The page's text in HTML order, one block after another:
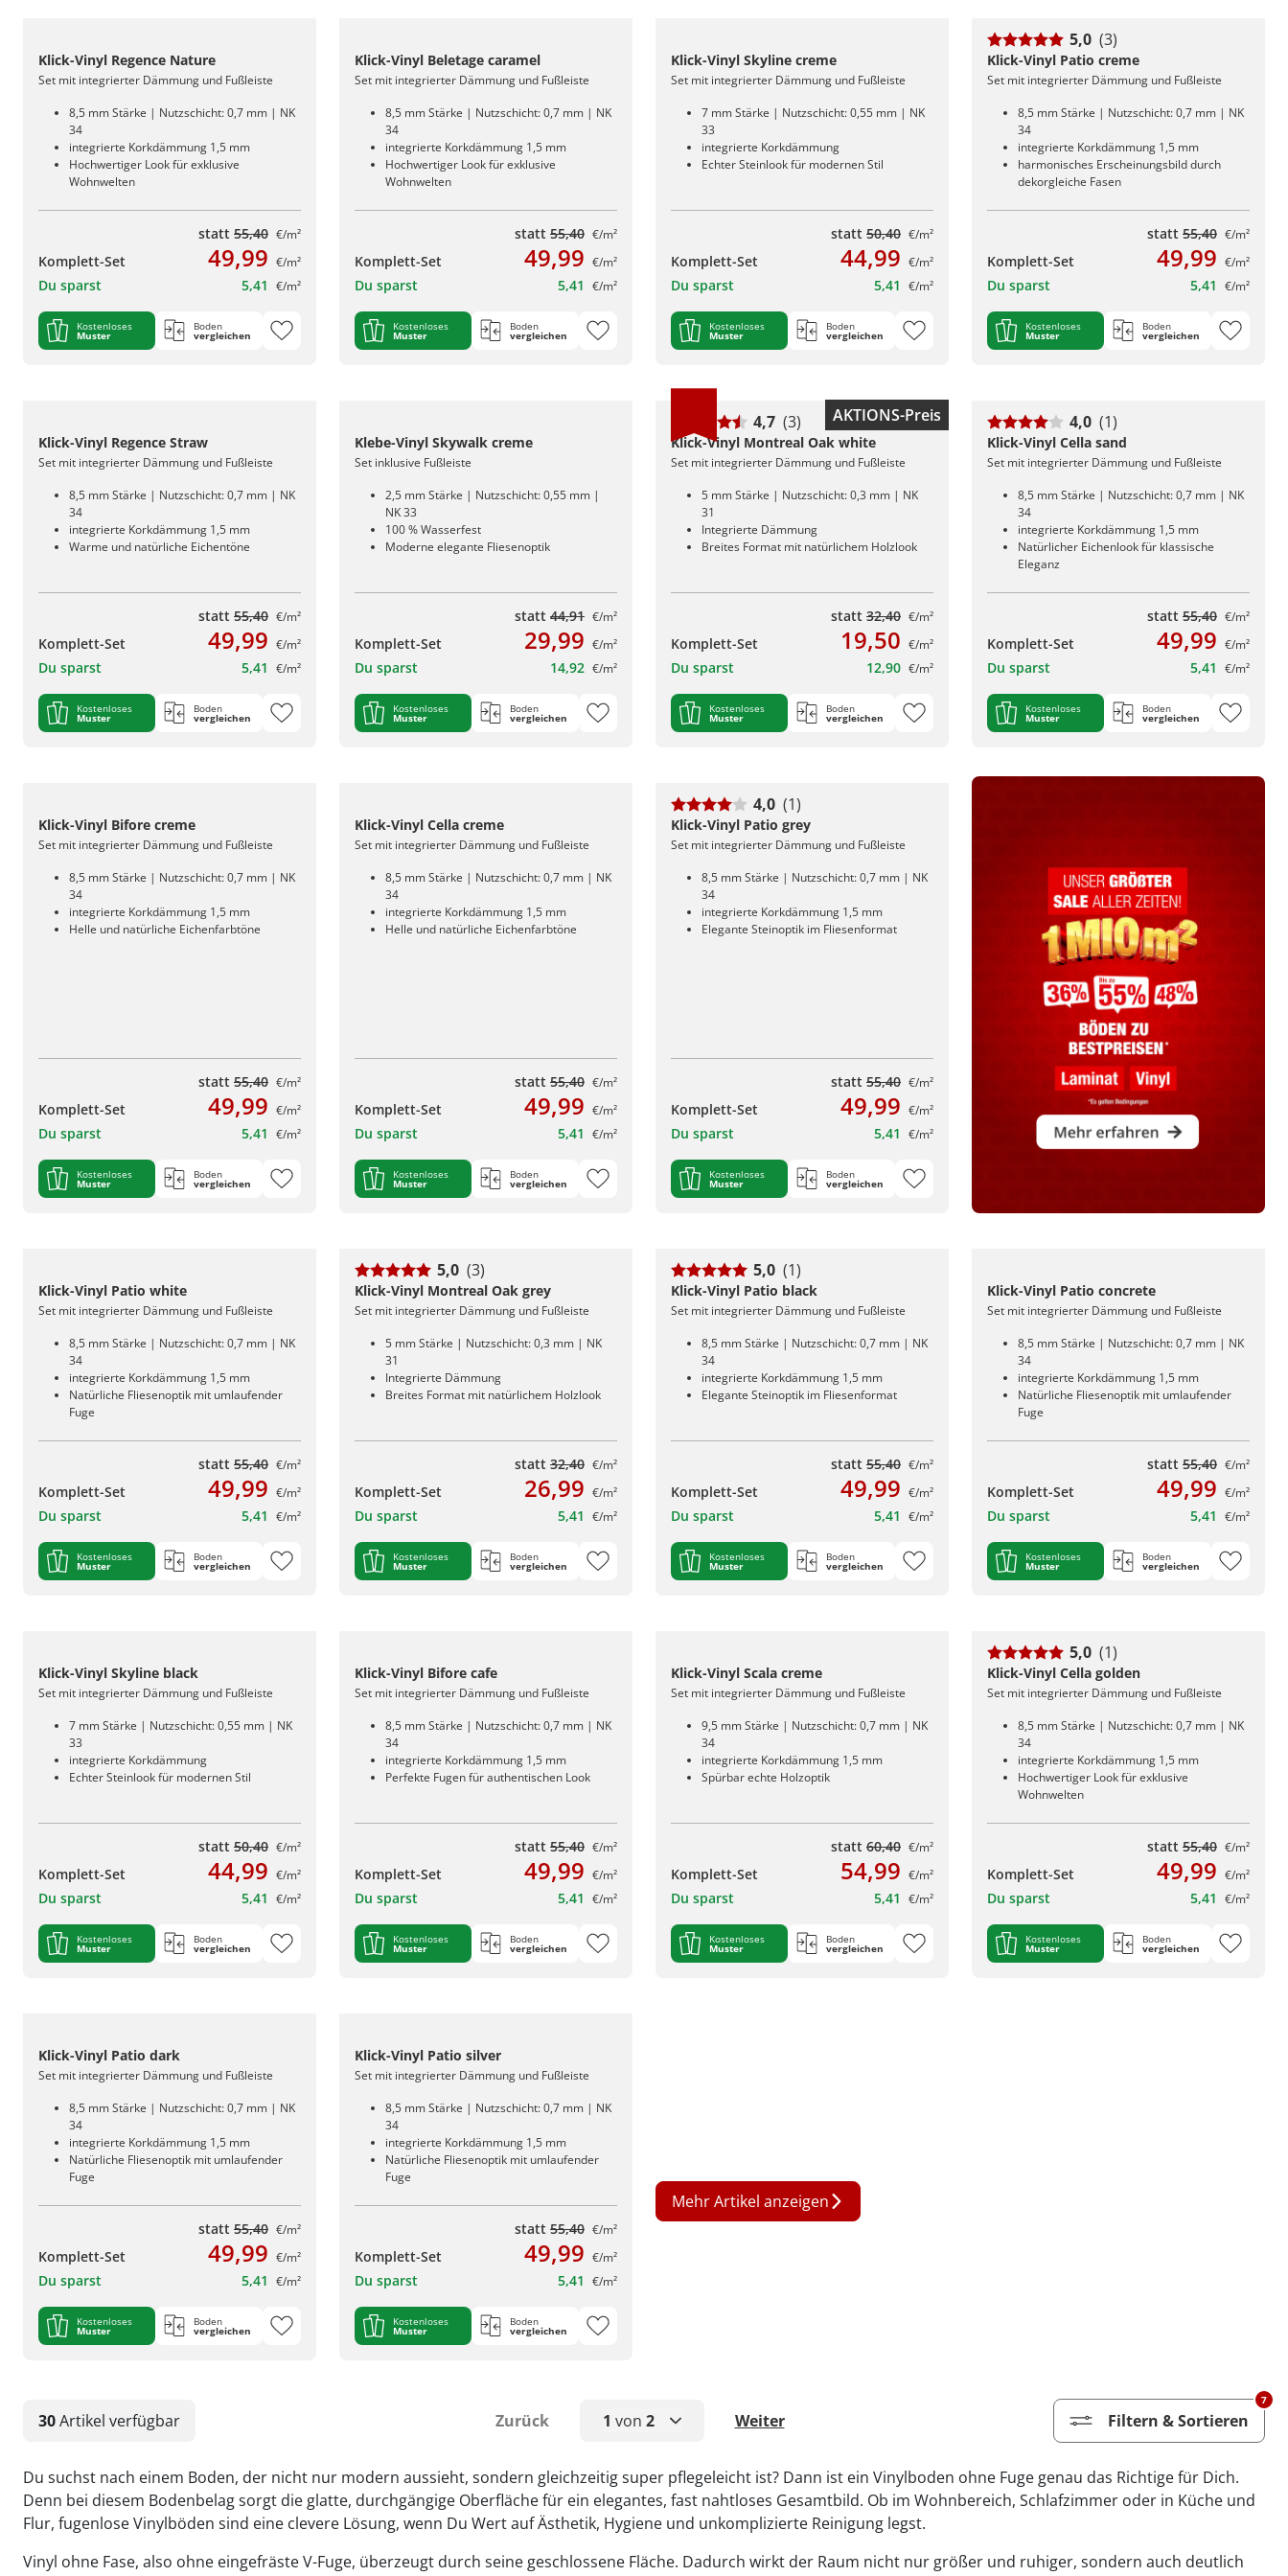
Klick-Vinyl Regence Nature
Set mit integrierter Dämmung und Fußleiste
8,5 mm Stärke | Nutzschicht: 0,7 mm | NK
34
integrierte Korkdämmung 1,5 mm
Hochwertiger Look für exklusive
Wohnwelten
statt 55,40 €/m²
Komplett-Set 49,99 €/m²
Du sparst 5,41 €/m²
Kostenloses
Muster
Boden
vergleichen
Klick-Vinyl Beletage caramel
Set mit integrierter Dämmung und Fußleiste
8,5 mm Stärke | Nutzschicht: 0,7 mm | NK
34
integrierte Korkdämmung 1,5 mm
Hochwertiger Look für exklusive
Wohnwelten
statt 55,40 €/m²
Komplett-Set 49,99 €/m²
Du sparst 5,41 €/m²
Kostenloses
Muster
Boden
vergleichen
Klick-Vinyl Skyline creme
Set mit integrierter Dämmung und Fußleiste
7 mm Stärke | Nutzschicht: 0,55 mm | NK
33
integrierte Korkdämmung
Echter Steinlook für modernen Stil
statt 50,40 €/m²
Komplett-Set 44,99 €/m²
Du sparst 5,41 €/m²
Kostenloses
Muster
Boden
vergleichen
5,0 (3)
Klick-Vinyl Patio creme
Set mit integrierter Dämmung und Fußleiste
8,5 mm Stärke | Nutzschicht: 0,7 mm | NK
34
integrierte Korkdämmung 1,5 mm
harmonisches Erscheinungsbild durch
dekorgleiche Fasen
statt 55,40 €/m²
Komplett-Set 49,99 €/m²
Du sparst 5,41 €/m²
Kostenloses
Muster
Boden
vergleichen
Klick-Vinyl Regence Straw
Set mit integrierter Dämmung und Fußleiste
8,5 mm Stärke | Nutzschicht: 0,7 mm | NK
34
integrierte Korkdämmung 1,5 mm
Warme und natürliche Eichentöne
statt 55,40 €/m²
Komplett-Set 49,99 €/m²
Du sparst 5,41 €/m²
Kostenloses
Muster
Boden
vergleichen
Klebe-Vinyl Skywalk creme
Set inklusive Fußleiste
2,5 mm Stärke | Nutzschicht: 0,55 mm |
NK 33
100 % Wasserfest
Moderne elegante Fliesenoptik
statt 44,91 €/m²
Komplett-Set 29,99 €/m²
Du sparst 14,92 €/m²
Kostenloses
Muster
Boden
vergleichen
AKTIONS-Preis
4,7 (3)
Klick-Vinyl Montreal Oak white
Set mit integrierter Dämmung und Fußleiste
5 mm Stärke | Nutzschicht: 0,3 mm | NK
31
Integrierte Dämmung
Breites Format mit natürlichem Holzlook
statt 32,40 €/m²
Komplett-Set 19,50 €/m²
Du sparst 12,90 €/m²
Kostenloses
Muster
Boden
vergleichen
4,0 (1)
Klick-Vinyl Cella sand
Set mit integrierter Dämmung und Fußleiste
8,5 mm Stärke | Nutzschicht: 0,7 mm | NK
34
integrierte Korkdämmung 1,5 mm
Natürlicher Eichenlook für klassische
Eleganz
statt 55,40 €/m²
Komplett-Set 49,99 €/m²
Du sparst 5,41 €/m²
Kostenloses
Muster
Boden
vergleichen
Klick-Vinyl Bifore creme
Set mit integrierter Dämmung und Fußleiste
8,5 mm Stärke | Nutzschicht: 0,7 mm | NK
34
integrierte Korkdämmung 1,5 mm
Helle und natürliche Eichenfarbtöne
statt 55,40 €/m²
Komplett-Set 49,99 €/m²
Du sparst 5,41 €/m²
Kostenloses
Muster
Boden
vergleichen
Klick-Vinyl Cella creme
Set mit integrierter Dämmung und Fußleiste
8,5 mm Stärke | Nutzschicht: 0,7 mm | NK
34
integrierte Korkdämmung 1,5 mm
Helle und natürliche Eichenfarbtöne
statt 55,40 €/m²
Komplett-Set 49,99 €/m²
Du sparst 5,41 €/m²
Kostenloses
Muster
Boden
vergleichen
4,0 (1)
Klick-Vinyl Patio grey
Set mit integrierter Dämmung und Fußleiste
8,5 mm Stärke | Nutzschicht: 0,7 mm | NK
34
integrierte Korkdämmung 1,5 mm
Elegante Steinoptik im Fliesenformat
statt 55,40 €/m²
Komplett-Set 49,99 €/m²
Du sparst 5,41 €/m²
Kostenloses
Muster
Boden
vergleichen
Klick-Vinyl Patio white
Set mit integrierter Dämmung und Fußleiste
8,5 mm Stärke | Nutzschicht: 0,7 mm | NK
34
integrierte Korkdämmung 1,5 mm
Natürliche Fliesenoptik mit umlaufender
Fuge
statt 55,40 €/m²
Komplett-Set 49,99 €/m²
Du sparst 5,41 €/m²
Kostenloses
Muster
Boden
vergleichen
5,0 (3)
Klick-Vinyl Montreal Oak grey
Set mit integrierter Dämmung und Fußleiste
5 mm Stärke | Nutzschicht: 0,3 mm | NK
31
Integrierte Dämmung
Breites Format mit natürlichem Holzlook
statt 32,40 €/m²
Komplett-Set 26,99 €/m²
Du sparst 5,41 €/m²
Kostenloses
Muster
Boden
vergleichen
5,0 (1)
Klick-Vinyl Patio black
Set mit integrierter Dämmung und Fußleiste
8,5 mm Stärke | Nutzschicht: 0,7 mm | NK
34
integrierte Korkdämmung 1,5 mm
Elegante Steinoptik im Fliesenformat
statt 55,40 €/m²
Komplett-Set 49,99 €/m²
Du sparst 5,41 €/m²
Kostenloses
Muster
Boden
vergleichen
Klick-Vinyl Patio concrete
Set mit integrierter Dämmung und Fußleiste
8,5 mm Stärke | Nutzschicht: 0,7 mm | NK
34
integrierte Korkdämmung 1,5 mm
Natürliche Fliesenoptik mit umlaufender
Fuge
statt 55,40 €/m²
Komplett-Set 49,99 €/m²
Du sparst 5,41 €/m²
Kostenloses
Muster
Boden
vergleichen
Klick-Vinyl Skyline black
Set mit integrierter Dämmung und Fußleiste
7 mm Stärke | Nutzschicht: 0,55 mm | NK
33
integrierte Korkdämmung
Echter Steinlook für modernen Stil
statt 50,40 €/m²
Komplett-Set 44,99 €/m²
Du sparst 5,41 €/m²
Kostenloses
Muster
Boden
vergleichen
Klick-Vinyl Bifore cafe
Set mit integrierter Dämmung und Fußleiste
8,5 mm Stärke | Nutzschicht: 0,7 mm | NK
34
integrierte Korkdämmung 1,5 mm
Perfekte Fugen für authentischen Look
statt 55,40 €/m²
Komplett-Set 49,99 €/m²
Du sparst 5,41 €/m²
Kostenloses
Muster
Boden
vergleichen
Klick-Vinyl Scala creme
Set mit integrierter Dämmung und Fußleiste
9,5 mm Stärke | Nutzschicht: 0,7 mm | NK
34
integrierte Korkdämmung 1,5 mm
Spürbar echte Holzoptik
statt 60,40 €/m²
Komplett-Set 54,99 €/m²
Du sparst 5,41 €/m²
Kostenloses
Muster
Boden
vergleichen
5,0 (1)
Klick-Vinyl Cella golden
Set mit integrierter Dämmung und Fußleiste
8,5 mm Stärke | Nutzschicht: 0,7 mm | NK
34
integrierte Korkdämmung 1,5 mm
Hochwertiger Look für exklusive
Wohnwelten
statt 55,40 €/m²
Komplett-Set 49,99 €/m²
Du sparst 5,41 €/m²
Kostenloses
Muster
Boden
vergleichen
Klick-Vinyl Patio dark
Set mit integrierter Dämmung und Fußleiste
8,5 mm Stärke | Nutzschicht: 0,7 mm | NK
34
integrierte Korkdämmung 1,5 mm
Natürliche Fliesenoptik mit umlaufender
Fuge
statt 55,40 €/m²
Komplett-Set 49,99 €/m²
Du sparst 5,41 €/m²
Kostenloses
Muster
Boden
vergleichen
Klick-Vinyl Patio silver
Set mit integrierter Dämmung und Fußleiste
8,5 mm Stärke | Nutzschicht: 0,7 mm | NK
34
integrierte Korkdämmung 1,5 mm
Natürliche Fliesenoptik mit umlaufender
Fuge
statt 55,40 €/m²
Komplett-Set 49,99 €/m²
Du sparst 5,41 €/m²
Kostenloses
Muster
Boden
vergleichen
Mehr Artikel anzeigen
30Artikel verfügbar Zurück 1 von 2
2
Weiter Filtern & Sortieren
7
Du suchst nach einem Boden, der nicht nur modern aussieht, sondern gleichzeitig super pflegeleicht ist? Dann ist ein Vinylboden ohne Fuge genau das Richtige für Dich.
Denn bei diesem Bodenbelag sorgt die glatte, durchgängige Oberfläche für ein elegantes, fast nahtloses Gesamtbild. Ob im Wohnbereich, Schlafzimmer oder in Küche und
Flur, fugenlose Vinylböden sind eine clevere Lösung, wenn Du Wert auf Ästhetik, Hygiene und unkomplizierte Reinigung legst.
Vinyl ohne Fase, also ohne eingefräste V-Fuge, überzeugt durch seine geschlossene Fläche. Dadurch wirkt der Raum nicht nur größer und ruhiger, sondern auch deutlich